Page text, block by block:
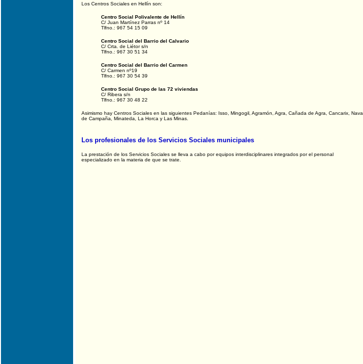
Los Centros Sociales en Hellín son:
Centro Social Polivalente de Hellín
C/ Juan Martínez Parras nº 14
Tlfno.: 967 54 15 09
Centro Social del Barrio del Calvario
C/ Crta. de Liétor s/n
Tlfno.: 967 30 51 34
Centro Social del Barrio del Carmen
C/ Carmen nº19
Tlfno.: 967 30 54 39
Centro Social Grupo de las 72 viviendas
C/ Ribera s/n
Tlfno.: 967 30 48 22
Asimismo hay Centros Sociales en las siguientes Pedanías: Isso, Mingogil, Agramón, Agra, Cañada de Agra, Cancarix, Nava
de Campaña, Minateda, La Horca y Las Minas.
Los profesionales de los Servicios Sociales municipales
La prestación de los Servicios Sociales se lleva a cabo por equipos interdisciplinares integrados por el personal
especializado en la materia de que se trate.